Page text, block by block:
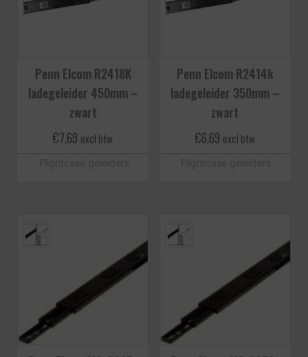
Penn Elcom R2418K
ladegeleider 450mm –
zwart
€7,69 excl btw
Flightcase geleiders
Penn Elcom R2414k
ladegeleider 350mm –
zwart
€6,69 excl btw
Flightcase geleiders